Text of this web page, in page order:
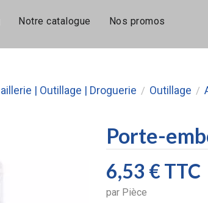
Notre catalogue Nos promos
| Outillage | Droguerie / Outillage /
Porte-
6,53 €TTC
par Pièce